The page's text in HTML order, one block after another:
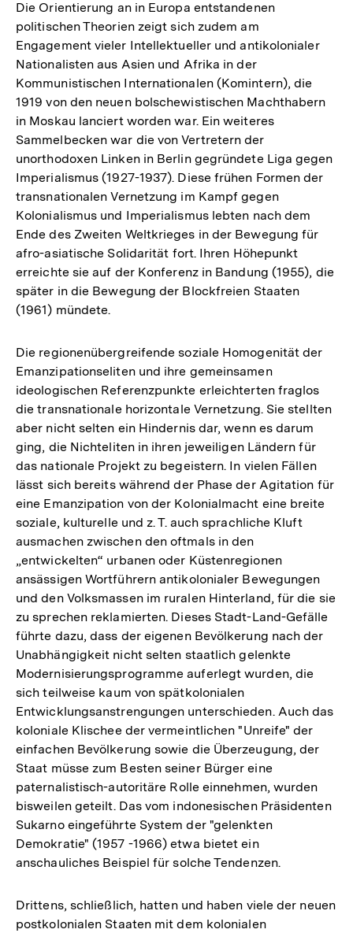
Die Orientierung an in Europa entstandenen
politischen Theorien zeigt sich zudem am
Engagement vieler Intellektueller und antikolonialer
Nationalisten aus Asien und Afrika in der
Kommunistischen Internationalen (Komintern), die
1919 von den neuen bolschewistischen Machthabern
in Moskau lanciert worden war. Ein weiteres
Sammelbecken war die von Vertretern der
unorthodoxen Linken in Berlin gegründete Liga gegen
Imperialismus (1927-1937). Diese frühen Formen der
transnationalen Vernetzung im Kampf gegen
Kolonialismus und Imperialismus lebten nach dem
Ende des Zweiten Weltkrieges in der Bewegung für
afro-asiatische Solidarität fort. Ihren Höhepunkt
erreichte sie auf der Konferenz in Bandung (1955), die
später in die Bewegung der Blockfreien Staaten
(1961) mündete.
Die regionenübergreifende soziale Homogenität der
Emanzipationseliten und ihre gemeinsamen
ideologischen Referenzpunkte erleichterten fraglos
die transnationale horizontale Vernetzung. Sie stellten
aber nicht selten ein Hindernis dar, wenn es darum
ging, die Nichteliten in ihren jeweiligen Ländern für
das nationale Projekt zu begeistern. In vielen Fällen
lässt sich bereits während der Phase der Agitation für
eine Emanzipation von der Kolonialmacht eine breite
soziale, kulturelle und z. T. auch sprachliche Kluft
ausmachen zwischen den oftmals in den
„entwickelten“ urbanen oder Küstenregionen
ansässigen Wortführern antikolonialer Bewegungen
und den Volksmassen im ruralen Hinterland, für die sie
zu sprechen reklamierten. Dieses Stadt-Land-Gefälle
führte dazu, dass der eigenen Bevölkerung nach der
Unabhängigkeit nicht selten staatlich gelenkte
Modernisierungsprogramme auferlegt wurden, die
sich teilweise kaum von spätkolonialen
Entwicklungsanstrengungen unterschieden. Auch das
koloniale Klischee der vermeintlichen "Unreife" der
einfachen Bevölkerung sowie die Überzeugung, der
Staat müsse zum Besten seiner Bürger eine
paternalistisch-autoritäre Rolle einnehmen, wurden
bisweilen geteilt. Das vom indonesischen Präsidenten
Sukarno eingeführte System der "gelenkten
Demokratie" (1957 -1966) etwa bietet ein
anschauliches Beispiel für solche Tendenzen.
Drittens, schließlich, hatten und haben viele der neuen
postkolonialen Staaten mit dem kolonialen